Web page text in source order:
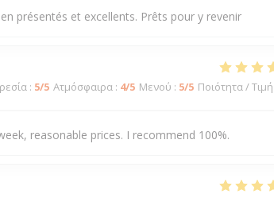
présentés et excellents. Prêts pour y revenir
: 5/5 Ατμόσφαιρα : 4/5 Μενού : 5/5 Ποιότητα / Τιμή
reasonable prices. I recommend 100%.